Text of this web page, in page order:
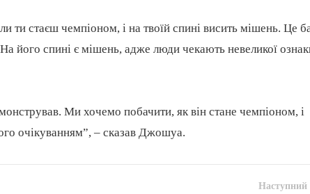
ти стаєш чемпіоном, і на твоїй спині висить мішень. Це
його спині є мішень, адже люди чекають невеликої
Ми хочемо побачити, як він стане чемпіоном, і
очікуванням”, – сказав Джошуа.
Наступний